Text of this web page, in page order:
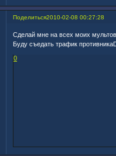
Поделиться2010-02-08 00:27:28
Сделай мне на всех моих
Буду съедать трафик
0